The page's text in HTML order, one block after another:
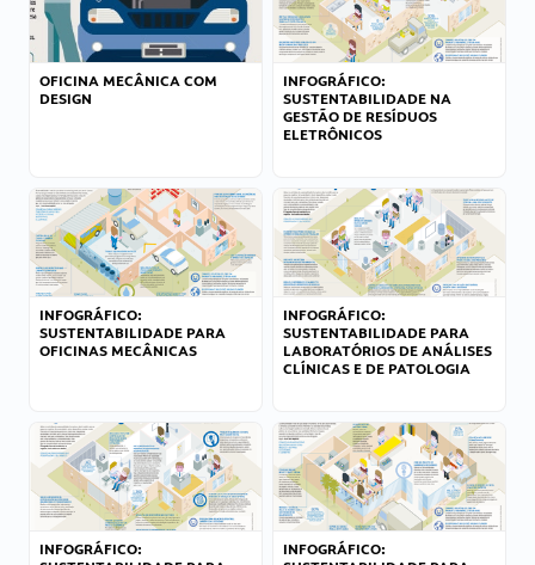
OFICINA MECÂNICA COM
DESIGN
INFOGRÁFICO:
SUSTENTABILIDADE NA
GESTÃO DE RESÍDUOS
ELETRÔNICOS
INFOGRÁFICO:
SUSTENTABILIDADE PARA
OFICINAS MECÂNICAS
INFOGRÁFICO:
SUSTENTABILIDADE PARA
LABORATÓRIOS DE ANÁLISES
CLÍNICAS E DE PATOLOGIA
INFOGRÁFICO:
INFOGRÁFICO: